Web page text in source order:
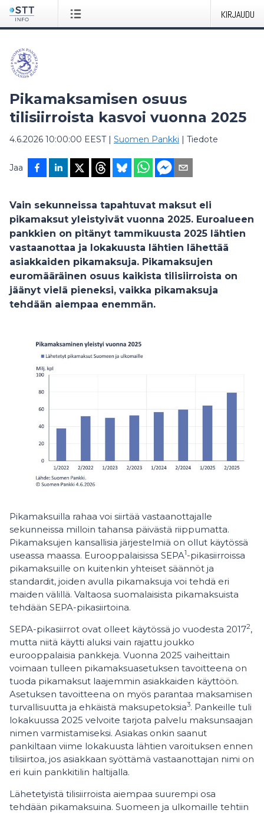
KIRJAUDU
Pikamaksamisen osuus
tilisiirroista kasvoi vuonna 2025
4.6.2026 10:00:00 EEST| Suomen Pankki | Tiedote
Jaa
Vain sekunneissa tapahtuvat maksut eli
pikamaksut yleistyivät vuonna 2025. Euroalueen
pankkien on pitänyt tammikuusta 2025 lähtien
vastaanottaa ja lokakuusta lähtien lähettää
asiakkaiden pikamaksuja. Pikamaksujen
euromääräinen osuus kaikista tilisiirroista on
jäänyt vielä pieneksi, vaikka pikamaksuja
tehdään aiempaa enemmän.
Pikamaksuilla rahaa voi siirtää vastaanottajalle
sekunneissa milloin tahansa päivästä riippumatta.
Pikamaksujen kansallisia järjestelmiä on ollut käytössä
useassa maassa. Eurooppalaisissa SEPA1-pikasiirroissa
pikamaksuille on kuitenkin yhteiset säännöt ja
standardit, joiden avulla pikamaksuja voi tehdä eri
maiden välillä. Valtaosa suomalaisista pikamaksuista
tehdään SEPA-pikasiirtoina.
SEPA-pikasiirrot ovat olleet käytössä jo vuodesta 20172,
mutta niitä käytti aluksi vain rajattu joukko
eurooppalaisia pankkeja. Vuonna 2025 vaiheittain
voimaan tulleen pikamaksuasetuksen tavoitteena on
tuoda pikamaksut laajemmin asiakkaiden käyttöön.
Asetuksen tavoitteena on myös parantaa maksamisen
turvallisuutta ja ehkäistä maksupetoksia3. Pankeille tuli
lokakuussa 2025 velvoite tarjota palvelu maksunsaajan
nimen varmistamiseksi. Asiakas onkin saanut
pankiltaan viime lokakuusta lähtien varoituksen ennen
tilisiirtoa, jos asiakkaan syöttämä vastaanottajan nimi on
eri kuin pankkitilin haltijalla.
Lähetetyistä tilisiirroista aiempaa suurempi osa
tehdään pikamaksuina. Suomeen ja ulkomaille tehtiin